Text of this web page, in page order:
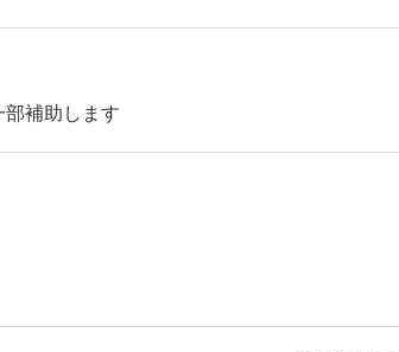
補助します